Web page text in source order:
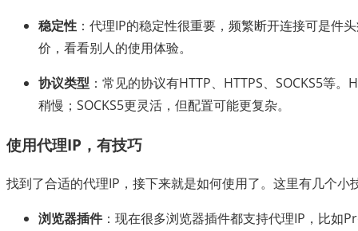
稳定性 ：代理IP的稳定性很重要，频繁断开连接可是件
价，看看别人的使用体验。
协议类型 ：常见的协议有HTTP、HTTPS、SOCKS5等
稍慢；SOCKS5更灵活，但配置可能更复杂。
使用代理IP，有技巧
找到了合适的代理IP，接下来就是如何使用了。这里有几个小
浏览器插件：现在很多浏览器插件都支持代理IP，比如